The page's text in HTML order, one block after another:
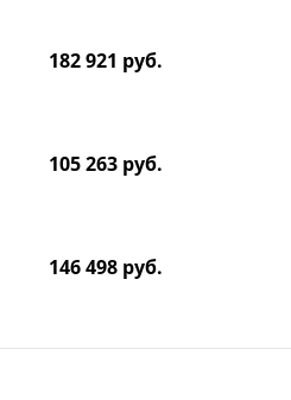
182 921 руб.
105 263 руб.
146 498 руб.